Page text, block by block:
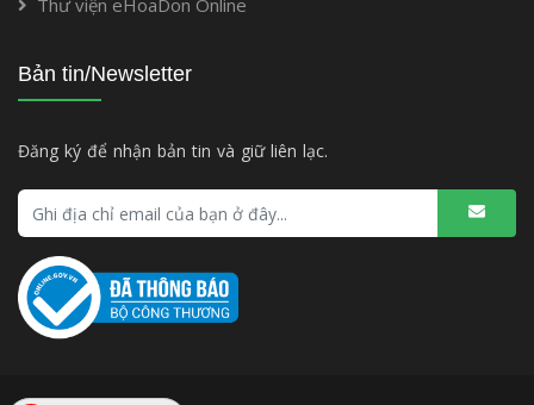
Thư viện eHoaDon Online
Bản tin/Newsletter
Đăng ký để nhận bản tin và giữ liên lạc.